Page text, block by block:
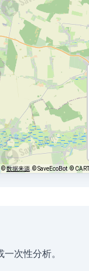
©数据来源 © SaveEcoBot ©
次性分析。